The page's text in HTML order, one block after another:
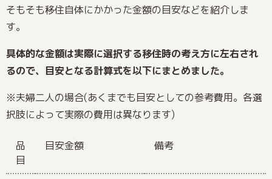
そもそも移住自体にかかった金額の目安などを紹介しま
す。
具体的な金額は実際に選択する移住時の考え方に左右され
るので、目安となる計算式を以下にまとめました。
※夫婦二人の場合(あくまでも目安としての参考費用。各選
択肢によって実際の費用は異なります)
品
目
目安金額 備考